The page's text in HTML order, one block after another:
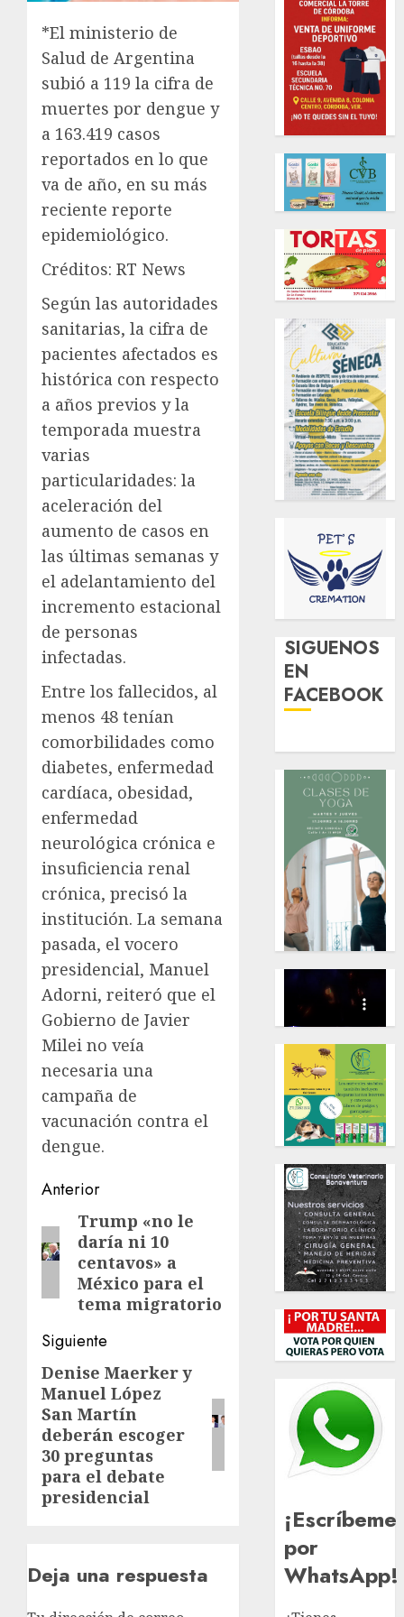
*El ministerio de
Salud de Argentina
subió a 119 la cifra de
muertes por dengue y
a 163.419 casos
reportados en lo que
va de año, en su más
reciente reporte
epidemiológico.
Créditos: RT News
Según las autoridades
sanitarias, la cifra de
pacientes afectados es
histórica con respecto
a años previos y la
temporada muestra
varias
particularidades: la
aceleración del
aumento de casos en
las últimas semanas y
el adelantamiento del
incremento estacional
de personas
infectadas.
Entre los fallecidos, al
menos 48 tenían
comorbilidades como
diabetes, enfermedad
cardíaca, obesidad,
enfermedad
neurológica crónica e
insuficiencia renal
crónica, precisó la
institución. La semana
pasada, el vocero
presidencial, Manuel
Adorni, reiteró que el
Gobierno de Javier
Milei no veía
necesaria una
campaña de
vacunación contra el
dengue.
Navegación
de
entradas
Anterior
Entrada
anterior:
Trump «no le
daría ni 10
centavos» a
México para el
tema migratorio
Siguiente
Siguiente
entrada:
Denise Maerker y
Manuel López
San Martín
deberán escoger
30 preguntas
para el debate
presidencial
Deja una respuesta
SIGUENOS
EN
FACEBOOK
¡Escríbeme
por
WhatsApp!